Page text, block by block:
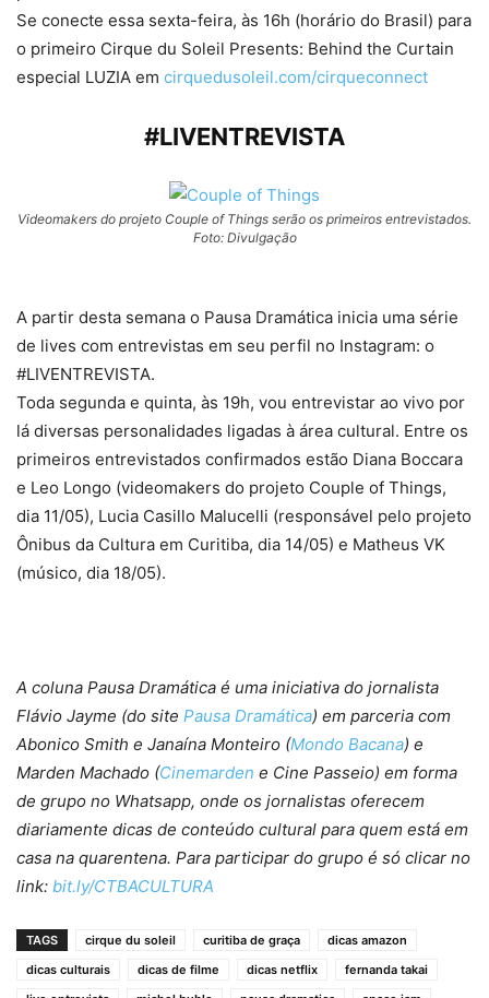
Se conecte essa sexta-feira, às 16h (horário do Brasil) para
o primeiro Cirque du Soleil Presents: Behind the Curtain
especial LUZIA em cirquedusoleil.com/cirqueconnect
#LIVENTREVISTA
Videomakers do projeto Couple of Things serão os primeiros entrevistados.
Foto: Divulgação
A partir desta semana o Pausa Dramática inicia uma série
de lives com entrevistas em seu perfil no Instagram: o
#LIVENTREVISTA.
Toda segunda e quinta, às 19h, vou entrevistar ao vivo por
lá diversas personalidades ligadas à área cultural. Entre os
primeiros entrevistados confirmados estão Diana Boccara
e Leo Longo (videomakers do projeto Couple of Things,
dia 11/05), Lucia Casillo Malucelli (responsável pelo projeto
Ônibus da Cultura em Curitiba, dia 14/05) e Matheus VK
(músico, dia 18/05).
A coluna Pausa Dramática é uma iniciativa do jornalista
Flávio Jayme (do site Pausa Dramática) em parceria com
Abonico Smith e Janaína Monteiro (Mondo Bacana) e
Marden Machado (Cinemarden e Cine Passeio) em forma
de grupo no Whatsapp, onde os jornalistas oferecem
diariamente dicas de conteúdo cultural para quem está em
casa na quarentena. Para participar do grupo é só clicar no
link: bit.ly/CTBACULTURA
TAGS cirque du soleil curitiba de graça
dicas amazon
dicas culturais
dicas de filme dicas netflix
fernanda takai